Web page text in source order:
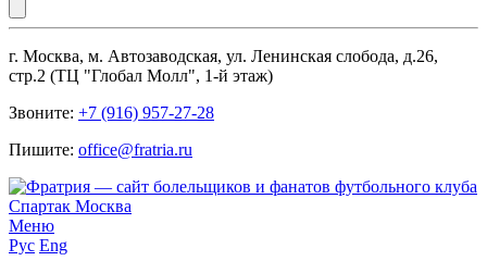
г. Москва, м. Автозаводская, ул. Ленинская слобода, д.26,
стр.2 (ТЦ "Глобал Молл", 1-й этаж)
Звоните: +7 (916) 957-27-28
Пишите: office@fratria.ru
Меню
Рус Eng